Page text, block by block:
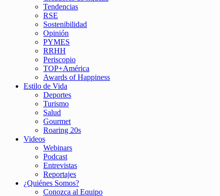
Tendencias
RSE
Sostenibilidad
Opinión
PYMES
RRHH
Periscopio
TOP+América
Awards of Happiness
Estilo de Vida
Deportes
Turismo
Salud
Gourmet
Roaring 20s
Videos
Webinars
Podcast
Entrevistas
Reportajes
¿Quiénes Somos?
Conozca al Equipo